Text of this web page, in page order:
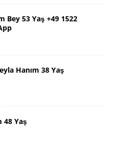
Bey 53 Yaş +49 1522
Hanım 38 Yaş
48 Yaş